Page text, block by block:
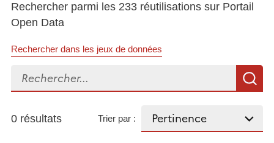
Rechercher parmi les 233 réutilisations sur Portail
Open Data
Rechercher dans les jeux de données
Rechercher...
0 résultats Trier par :